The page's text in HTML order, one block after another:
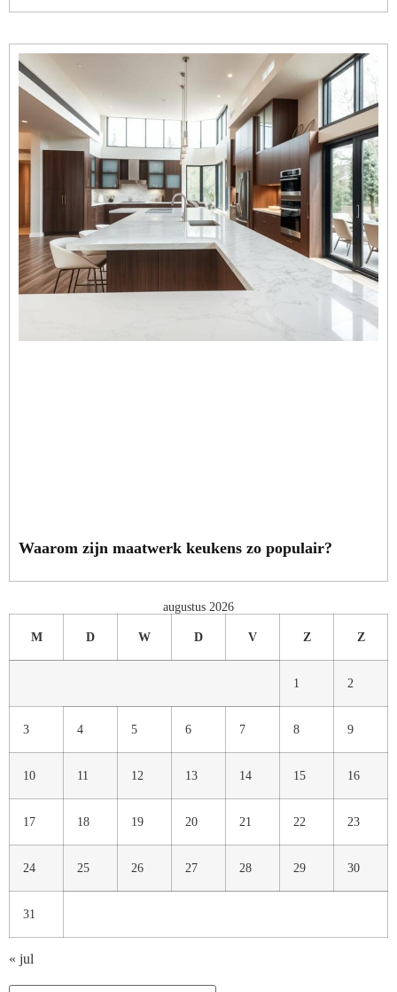
Waarom zijn maatwerk keukens zo populair?
augustus 2026
M D W D V Z Z
1 2
3 4 5 6 7 8 9
10 11 12 13 14 15 16
17 18 19 20 21 22 23
24 25 26 27 28 29 30
31
« jul